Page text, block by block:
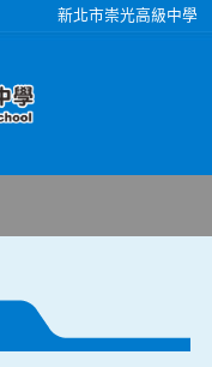
新北市崇光高級中學